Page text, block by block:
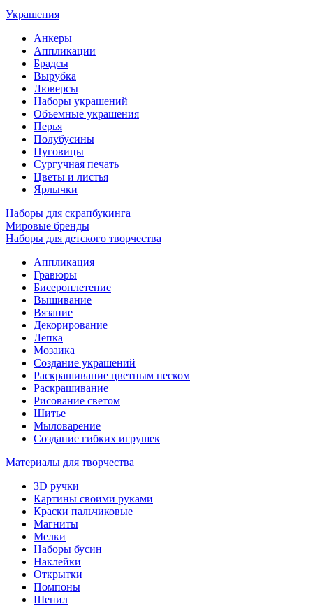
Украшения
Анкеры
Аппликации
Брадсы
Вырубка
Люверсы
Наборы украшений
Объемные украшения
Перья
Полубусины
Пуговицы
Сургучная печать
Цветы и листья
Ярлычки
Наборы для скрапбукинга
Мировые бренды
Наборы для детского творчества
Аппликация
Гравюры
Бисероплетение
Вышивание
Вязание
Декорирование
Лепка
Мозаика
Создание украшений
Раскрашивание цветным песком
Раскрашивание
Рисование светом
Шитье
Мыловарение
Создание гибких игрушек
Материалы для творчества
3D ручки
Картины своими руками
Краски пальчиковые
Магниты
Мелки
Наборы бусин
Наклейки
Открытки
Помпоны
Шенил